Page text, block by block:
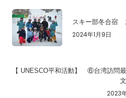
スキー部冬合宿
2024年1月9日
【 UNESCO平和活動】 ⑥台湾訪問
2023